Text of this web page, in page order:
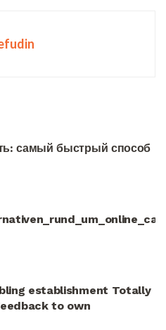
самый быстрый способ
establishment Totally
to own